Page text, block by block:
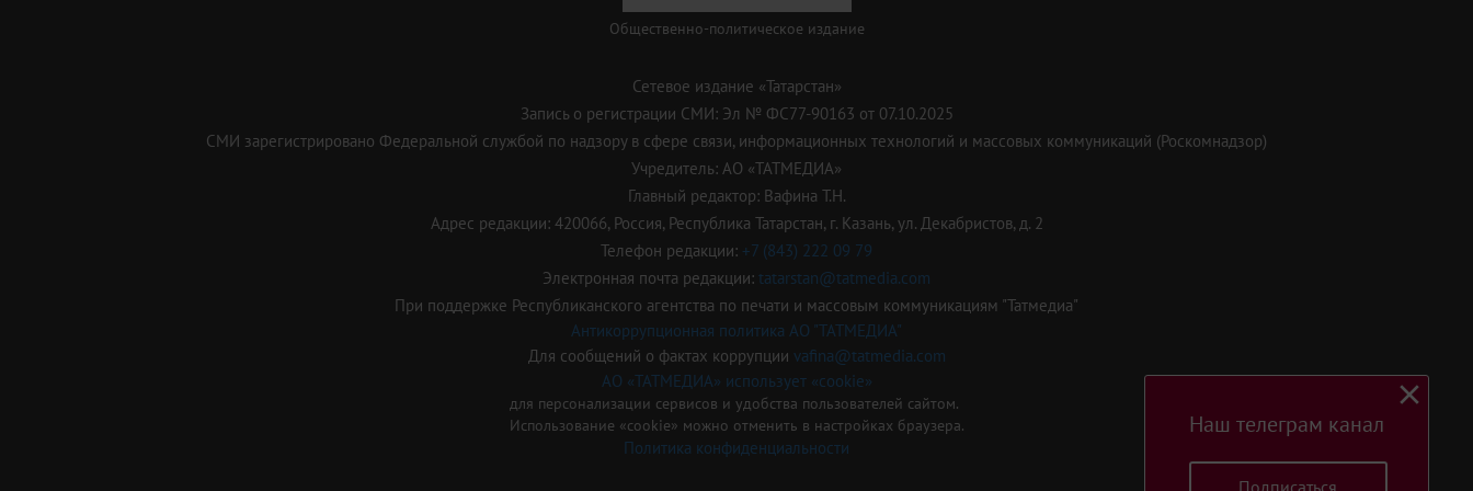
Общественно-политическое издание
Сетевое издание «Татарстан»
Запись о регистрации СМИ: Эл № ФС77-90163 от 07.10.2025
СМИ зарегистрировано Федеральной службой по надзору в сфере связи, информационных технологий и массовых коммуникаций (Роскомнадзор)
Учредитель: АО «ТАТМЕДИА»
Главный редактор: Вафина Т.Н.
Адрес редакции: 420066, Россия, Республика Татарстан, г. Казань, ул. Декабристов, д. 2
Телефон редакции: +7 (843) 222 09 79
Электронная почта редакции: tatarstan@tatmedia.com
При поддержке Республиканского агентства по печати и массовым коммуникациям "Татмедиа"
Антикоррупционная политика АО "ТАТМЕДИА"
Для сообщений о фактах коррупции vafina@tatmedia.com
АО «ТАТМЕДИА» использует «cookie»
для персонализации сервисов и удобства пользователей сайтом.
Использование «cookie» можно отменить в настройках браузера.
Политика конфиденциальности
Наш телеграм канал
Подписаться